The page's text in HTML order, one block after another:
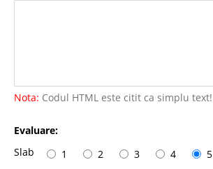
Nota: Codul HTML este citit ca simplu text!
Evaluare:
Slab
1 2 3 4 5